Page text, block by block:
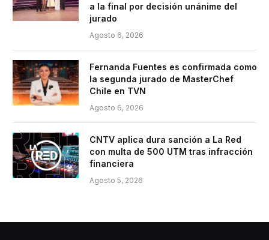
a la final por decisión unánime del
jurado
Agosto 6, 2026
Fernanda Fuentes es confirmada como
la segunda jurado de MasterChef
Chile en TVN
Agosto 6, 2026
CNTV aplica dura sanción a La Red
con multa de 500 UTM tras infracción
financiera
Agosto 5, 2026